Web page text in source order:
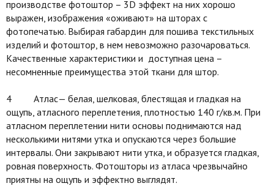
производстве фотоштор – 3D эффект на них хорошо
выражен, изображения «оживают» на шторах с
фотопечатью. Выбирая габардин для пошива текстильных
изделий и фотоштор, в нем невозможно разочароваться.
Качественные характеристики и доступная цена –
несомненные преимущества этой ткани для штор.
4 Атлас— белая, шелковая, блестящая и гладкая на
ощупь, атласного переплетения, плотностью 140 г/кв.м. При
атласном переплетении нити основы поднимаются над
несколькими нитями утка и опускаются через большие
интервалы. Они закрывают нити утка, и образуется гладкая,
ровная поверхность. Фотошторы из атласа чрезвычайно
приятны на ощупь и эффектно выглядят.